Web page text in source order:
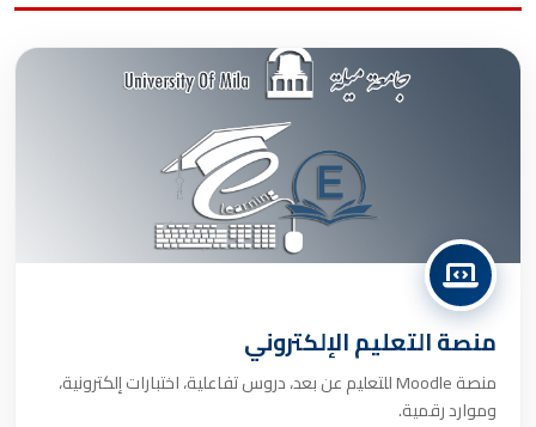
منصة التعليم الإلكتروني
منصة Moodle للتعليم عن بعد، دروس تفاعلية، اختبارات إلكترونية،
وموارد رقمية.